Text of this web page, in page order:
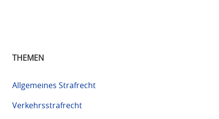
THEMEN
Allgemeines Strafrecht
Verkehrsstrafrecht